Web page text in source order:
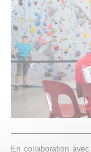
En collaboration